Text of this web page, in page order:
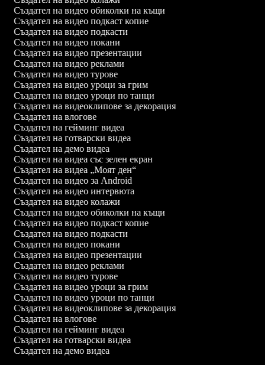
Създател на видео обиколки на къщи
Създател на видео подкаст копие
Създател на видео подкасти
Създател на видео покани
Създател на видео презентации
Създател на видео реклами
Създател на видео турове
Създател на видео уроци за грим
Създател на видео уроци по танци
Създател на видеоклипове за декорация
Създател на влогове
Създател на гейминг видеа
Създател на готварски видеа
Създател на демо видеа
Създател на видеа със зелен екран
Създател на видеа „Моят ден“
Създател на видео за Android
Създател на видео интервюта
Създател на видео колажи
Създател на видео обиколки на къщи
Създател на видео подкаст копие
Създател на видео подкасти
Създател на видео покани
Създател на видео презентации
Създател на видео реклами
Създател на видео турове
Създател на видео уроци за грим
Създател на видео уроци по танци
Създател на видеоклипове за декорация
Създател на влогове
Създател на гейминг видеа
Създател на готварски видеа
Създател на демо видеа